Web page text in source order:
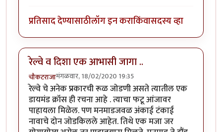
प्रतिसाद देण्यासाठीलॉग इन कराकिंवासदस्य व्हा
रेल्वे व दिशा एक आभासी जागा ..
चौकटराजामंगळवार, 18/02/2020 19:35
रेल्वे चे अनेक प्रकारची रूळ जोडणी असते त्यातील एक
डायमंड क्रॉस ही रचना आहे . त्याचा फटू आंजावर
पाहायला मिळेल. पण मनमाडजवळ अंकाई टंकाई
नावाचे दोन जोडकिलले आहेत. तिथे एक मजा जर